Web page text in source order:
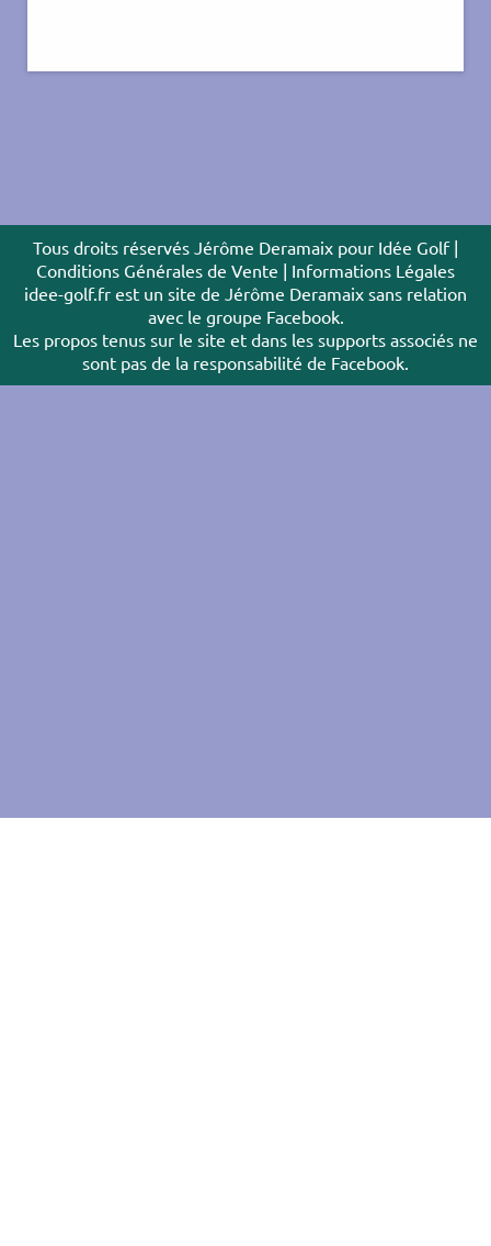
Tous droits réservés Jérôme Deramaix pour Idée Golf |
Conditions Générales de Vente | Informations Légales
idee-golf.fr est un site de Jérôme Deramaix sans relation
avec le groupe Facebook.
Les propos tenus sur le site et dans les supports associés ne
sont pas de la responsabilité de Facebook.